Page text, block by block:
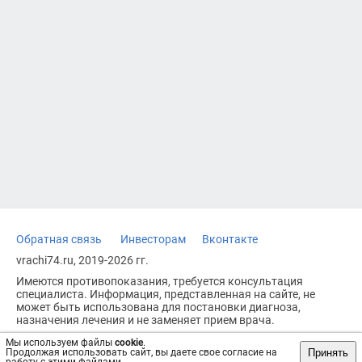
Мы используем файлы cookie.
Продолжая использовать сайт, вы даете свое согласие на
Принять
Обратная связь Инвесторам
Вконтакте
vrachi74.ru, 2019-2026 гг.
Имеются противопоказания, требуется консультация
специалиста. Информация, представленная на сайте, не
может быть использована для постановки диагноза,
назначения лечения и не заменяет прием врача.
Возрастное ограничение: 18+